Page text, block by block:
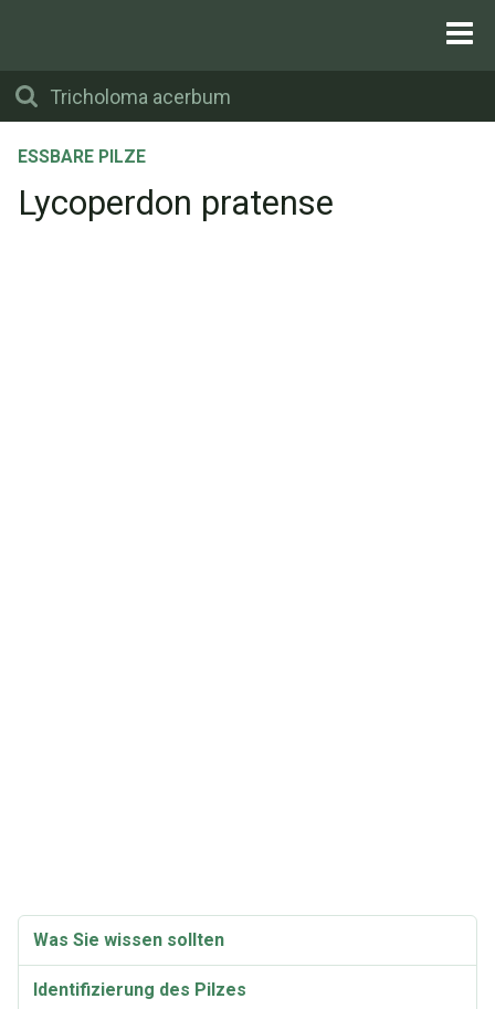
ESSBARE PILZE
Lycoperdon pratense
Was Sie wissen sollten
Identifizierung des Pilzes